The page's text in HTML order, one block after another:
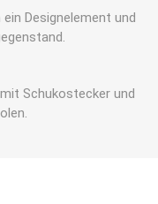
Designelement und
Schukostecker und